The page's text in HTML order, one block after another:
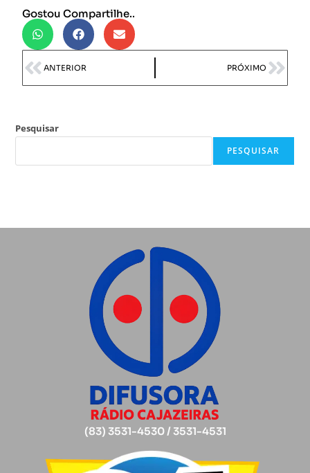
Gostou Compartilhe..
ANTERIOR PRÓXIMO
Pesquisar
PESQUISAR
(83) 3531-4530 / 3531-4531